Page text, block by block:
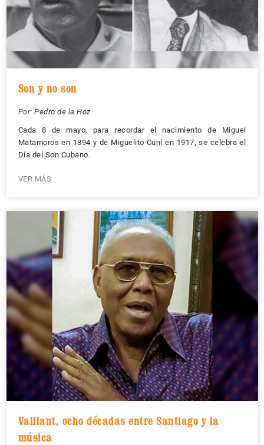
Son y no son
Por: Pedro de la Hoz
Cada 8 de mayo, para recordar el nacimiento de Miguel
Matamoros en 1894 y de Miguelito Cuní en 1917, se celebra el
Día del Son Cubano.
VER MÁS
Vaillant, ocho décadas entre Santiago y la
música